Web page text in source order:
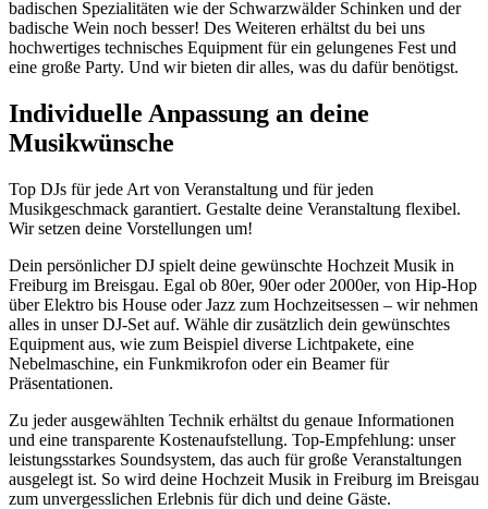
badischen Spezialitäten wie der Schwarzwälder Schinken und der
badische Wein noch besser! Des Weiteren erhältst du bei uns
hochwertiges technisches Equipment für ein gelungenes Fest und
eine große Party. Und wir bieten dir alles, was du dafür benötigst.
Individuelle Anpassung an deine
Musikwünsche
Top DJs für jede Art von Veranstaltung und für jeden
Musikgeschmack garantiert. Gestalte deine Veranstaltung flexibel.
Wir setzen deine Vorstellungen um!
Dein persönlicher DJ spielt deine gewünschte Hochzeit Musik in
Freiburg im Breisgau. Egal ob 80er, 90er oder 2000er, von Hip-Hop
über Elektro bis House oder Jazz zum Hochzeitsessen – wir nehmen
alles in unser DJ-Set auf. Wähle dir zusätzlich dein gewünschtes
Equipment aus, wie zum Beispiel diverse Lichtpakete, eine
Nebelmaschine, ein Funkmikrofon oder ein Beamer für
Präsentationen.
Zu jeder ausgewählten Technik erhältst du genaue Informationen
und eine transparente Kostenaufstellung. Top-Empfehlung: unser
leistungsstarkes Soundsystem, das auch für große Veranstaltungen
ausgelegt ist. So wird deine Hochzeit Musik in Freiburg im Breisgau
zum unvergesslichen Erlebnis für dich und deine Gäste.